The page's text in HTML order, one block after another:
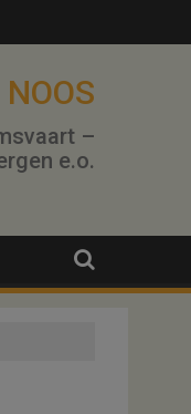
–
e.o.